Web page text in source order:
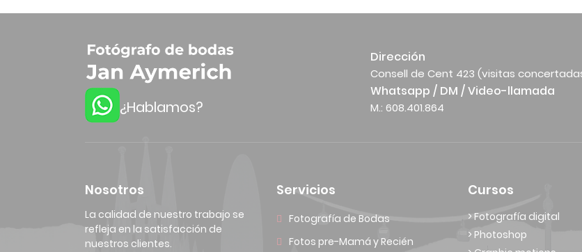
¿Hablamos?
Dirección
Consell de Cent 423 (visitas
Whatsapp / DM / Video-llamada
M.: 608.401.864
Nosotros
La calidad de nuestro trabajo se
refleja en la satisfacción de
nuestros clientes.
Servicios
Fotografía de Bodas
Fotos pre-Mamá y Recién
Cursos
> Fotografía digital
> Photoshop